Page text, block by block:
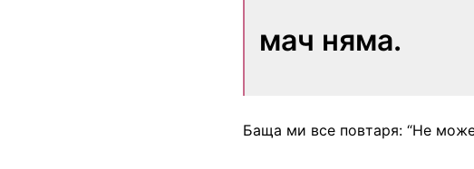
мач няма.
Баща ми все повтаря: “Не